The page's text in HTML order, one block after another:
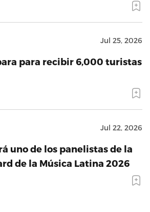
Jul 25, 2026
para recibir 6,000 turistas
Jul 22, 2026
uno de los panelistas de la
de la Música Latina 2026